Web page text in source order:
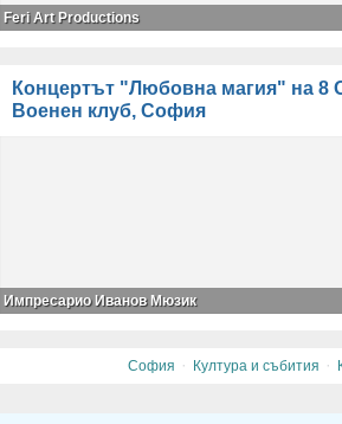
Feri Art Productions
Концертът "Любовна магия" на 8
Военен клуб, София
Импресарио Иванов Мюзик
София · Култура и събития ·